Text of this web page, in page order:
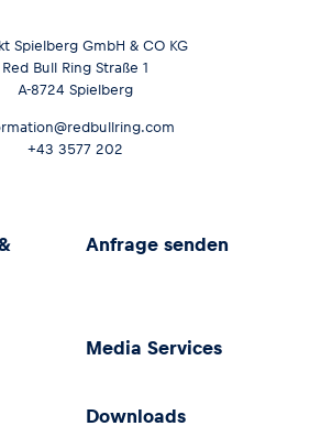
Spielberg GmbH & CO KG
Red Bull Ring Straße 1
A-8724 Spielberg
+43 3577 202
Anfrage senden
Media Services
Downloads